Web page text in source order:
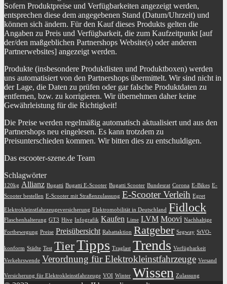
Bauart Vorderbremse hydraulisch
Sprachen Bedienungs-
Aufbauanleitung
Deutsch (DE)
Sofern Produktpreise und Verfügbarkeiten angezeigt werden,
entsprechen diese dem angegebenen Stand (Datum/Uhrzeit) und
können sich ändern. Für den Kauf dieses Produkts gelten die
Angaben zu Preis und Verfügbarkeit, die zum Kaufzeitpunkt [auf
der/den maßgeblichen Partnershops Website(s) oder anderen
Partnerwebsites] angezeigt werden.
Produkte (insbesondere Produktlisten und Produktboxen) werden
uns automatisiert von den Partnershops übermittelt. Wir sind nicht in
der Lage, die Daten zu prüfen oder gar falsche Produktdaten zu
entfernen, bzw. zu korrigieren. Wir übernehmen daher keine
Gewährleistung für die Richtigkeit!
Die Preise werden regelmäßig automatisch aktualisiert und aus den
Partnershops neu eingelesen. Es kann trotzdem zu
Preisunterschieden kommen. Wir bitten dies zu entschuldigen.
Das escooter-szene.de Team
Schlagwörter
120kg Allianz Bugatti Bugatti E-Scooter Bugatti Scooter Bundesrat Corona E-Bikes E-
Scooter bestellen E-Scooter mit Straßenzulassung E-Scooter Verleih Egret
Elektrokleinstfahrzeugeversicherung Elektromobilität in Deutschland Fidlock
Flaschenhalterung GT3 Hive Infografik Kaufen Lime LVM Moovi Nachhaltige
Fortbewegung Preise Preisübersicht Rabattaktion Ratgeber Segway StVO-
konform Städte Test TierTipps Traglast Trends Verfügbarkeit
Verkehrswende Verordnung für Elektrokleinstfahrzeuge Versand
Versicherung für Elektrokleinstfahrzeuge VOI Winter Wissen Zulassung